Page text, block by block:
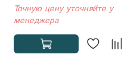
Точную цену уточняйте у
менеджера